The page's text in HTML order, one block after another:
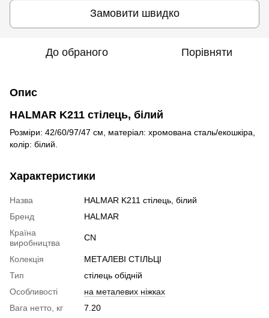
Замовити швидко
До обраного Порівняти
Опис
HALMAR K211 стілець, білий
Розміри: 42/60/97/47 см, матеріал: хромована сталь/екошкіра,
колір: білий.
Характеристики
Назва
HALMAR K211 стілець, білий
Бренд
HALMAR
Країна
виробництва
CN
Колекція
МЕТАЛЕВІ СТІЛЬЦІ
Тип
стілець обідній
Особливості
на металевих ніжках
Вага нетто, кг
7.20